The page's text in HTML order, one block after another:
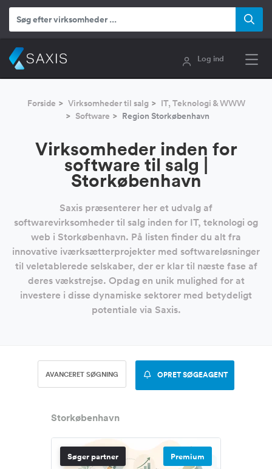
Log ind
Forside Virksomheder til salg
IT, Teknologi & WWW
Software
Region Storkøbenhavn
Virksomheder inden for
software til salg |
Storkøbenhavn
Saxis præsenterer her et udvalg af
softwarevirksomheder til salg inden for IT, teknologi og
web i Storkøbenhavn. På listen finder du alt fra
innovative iværksætterprojekter med softwareløsninger
til veletablerede selskaber, der er klar til næste fase af
deres vækstrejse. Opdag en unik mulighed for at
investere i disse dynamiske sektorer med betydeligt
potentiale via Saxis.
AVANCERET SØGNING OPRET SØGEAGENT
Storkøbenhavn
Søger partner Premium